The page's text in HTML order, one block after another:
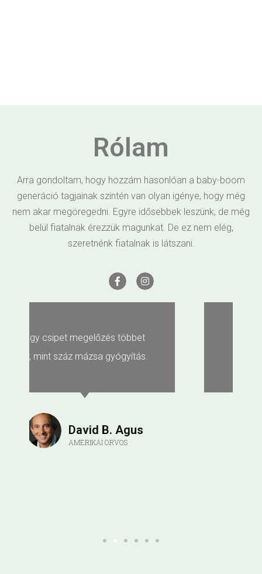
Rólam
Arra gondoltam, hogy hozzám hasonlóan a baby-boom
generáció tagjainak szintén van olyan igénye, hogy még
nem akar megöregedni. Egyre idősebbek leszünk, de még
belül fiatalnak érezzük magunkat. De ez nem elég,
szeretnénk fiatalnak is látszani.
Ha küzdesz veszíthetsz, ha
nem küzdesz veszítettél!
Bertold Brecht
DRÁMAÍRÓ, KÖLTŐ